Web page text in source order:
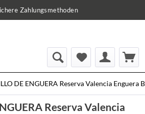
Zahlungsmethoden
DE ENGUERA Reserva Valencia Enguera
Reserva Valencia